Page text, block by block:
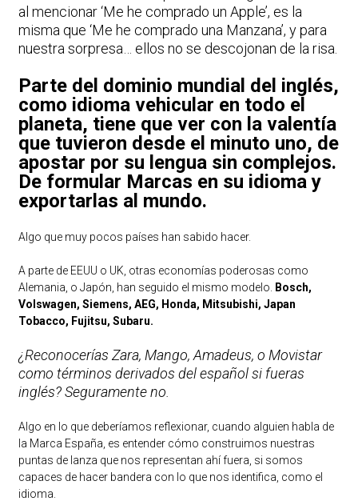
al mencionar ‘Me he comprado un Apple’, es la
misma que ‘Me he comprado una Manzana’, y para
nuestra sorpresa… ellos no se descojonan de la risa.
Parte del dominio mundial del inglés,
como idioma vehicular en todo el
planeta, tiene que ver con la valentía
que tuvieron desde el minuto uno, de
apostar por su lengua sin complejos.
De formular Marcas en su idioma y
exportarlas al mundo.
Algo que muy pocos países han sabido hacer.
A parte de EEUU o UK, otras economías poderosas como
Alemania, o Japón, han seguido el mismo modelo.
Bosch,
Volswagen, Siemens, AEG, Honda, Mitsubishi, Japan
Tobacco, Fujitsu, Subaru.
¿Reconocerías Zara, Mango, Amadeus, o Movistar
como términos derivados del español si fueras
inglés? Seguramente no.
Algo en lo que deberíamos reflexionar, cuando alguien habla de
la Marca España, es entender cómo construimos nuestras
puntas de lanza que nos representan ahí fuera, si somos
capaces de hacer bandera con lo que nos identifica, como el
idioma.